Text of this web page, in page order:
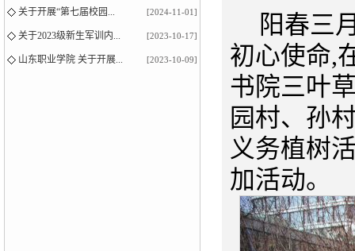
关于开展“第七届校园... [2024-11-01]
关于2023级新生军训内... [2023-10-17]
山东职业学院 关于开展... [2023-10-09]
阳春三
初心使命,
书院三叶
园村、孙
义务植树
加活动。